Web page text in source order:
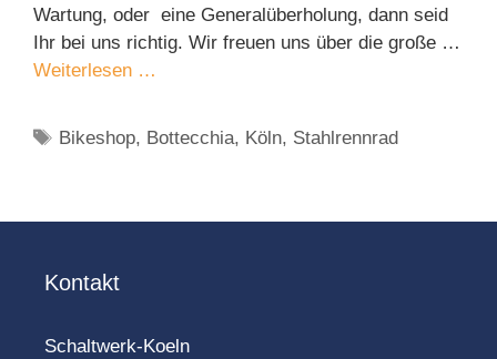
Wartung, oder eine Generalüberholung, dann seid
Ihr bei uns richtig. Wir freuen uns über die große …
Weiterlesen …
Schlagwörter
Bikeshop, Bottecchia, Köln, Stahlrennrad
Kontakt
Schaltwerk-Koeln